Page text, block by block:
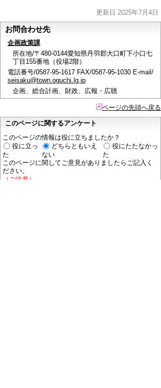
更新日 2025年7月4日
お問合わせ先
企画政策課
所在地/〒480-0144愛知県丹羽郡大口町下小口七
丁目155番地（役場2階）
電話番号/0587-95-1617 FAX/0587-95-1030 E-mail/
seisaku@town.oguchi.lg.jp
企画、総合計画、財政、広報・広聴
ページの先頭へ戻る
このページに関するアンケート
このページの情報は役に立ちましたか？
役に立っ
た
どちらともいえ
ない
役にたたなかっ
た
このページに関してご意見がありましたらご記入く
ださい。
（ご注意）